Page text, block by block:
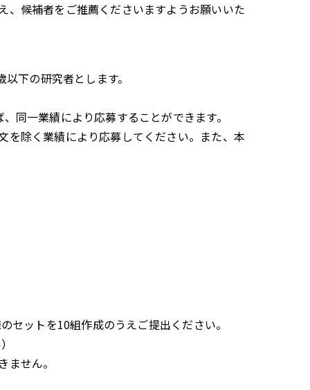
、候補者をご推薦くださいますようお願いいた
下の研究者とします。
同一業績により応募することができます。
除く業績により応募してください。また、本
ットを10組作成のうえご提出ください。
せん。